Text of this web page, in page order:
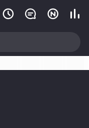
   